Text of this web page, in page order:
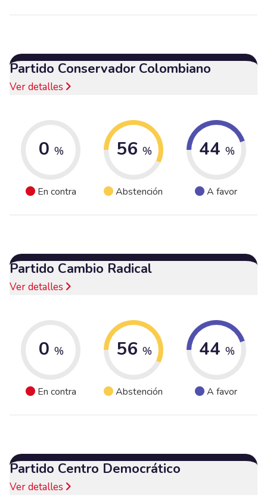
Partido Conservador Colombiano
Ver detalles
0 %
En contra
56 %
Abstención
44 %
A favor
Partido Cambio Radical
Ver detalles
0 %
En contra
56 %
Abstención
44 %
A favor
Partido Centro Democrático
Ver detalles